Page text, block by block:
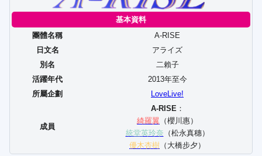
基本資料
團體名稱
A-RISE
日文名
アライズ
別名
二賴子
活躍年代
2013年至今
所屬企劃
LoveLive!
成員
A-RISE：
綺羅翼 （櫻川惠）
統堂英玲奈 （松永真穗）
優木杏樹 （大橋步夕）